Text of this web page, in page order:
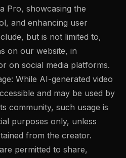
Pro, showcasing the
and enhancing user
but is not limited to,
on our website, in
on social media platforms.
While AI-generated video
and may be used by
community, such usage is
purposes only, unless
from the creator.
permitted to share,